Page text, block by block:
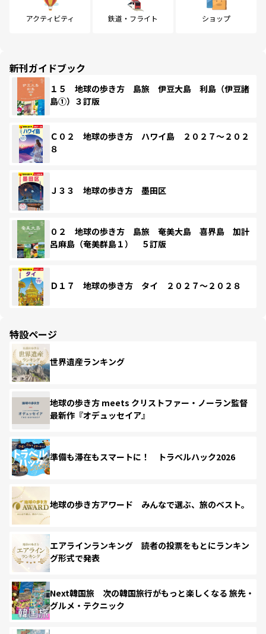
アクティビティ 鉄道・フライト ショップ
新刊ガイドブック
１５ 地球の歩き方 島旅 伊豆大島 利島（伊豆諸
島①）３訂版
Ｃ０２ 地球の歩き方 ハワイ島 ２０２７～２０２
８
Ｊ３３ 地球の歩き方 墨田区
０２ 地球の歩き方 島旅 奄美大島 喜界島 加計
呂麻島（奄美群島１） ５訂版
Ｄ１７ 地球の歩き方 タイ ２０２７～２０２８
特設ページ
世界遺産ランキング
地球の歩き方 meets クリストファー・ノーラン監督
最新作『オデュッセイア』
準備も滞在もスマートに！ トラベルハック2026
地球の歩き方アワード みんなで選ぶ、旅のベスト。
エアラインランキング 読者の投票をもとにランキン
グ形式で発表
Next韓国旅 次の韓国旅行がもっと楽しくなる 旅先・
グルメ・テクニック